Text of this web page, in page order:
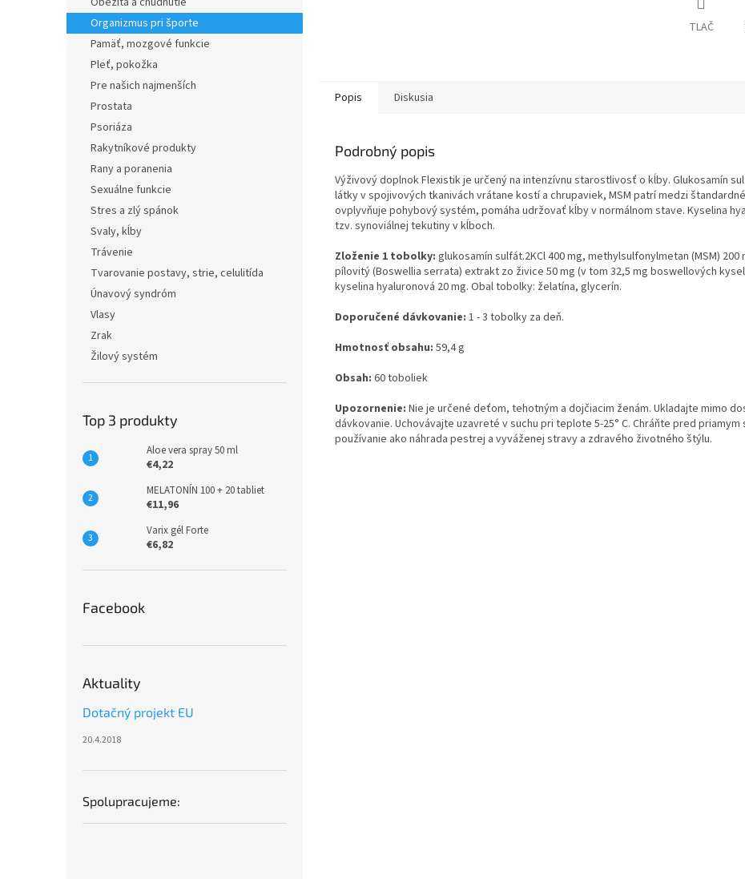
Organizmus pri športe
Pamäť, mozgové funkcie
Pleť, pokožka
Pre našich najmenších
Prostata
Psoriáza
Rakytníkové produkty
Rany a poranenia
Sexuálne funkcie
Stres a zlý spánok
Svaly, kĺby
Trávenie
Tvarovanie postavy, strie, celulitída
Únavový syndróm
Vlasy
Zrak
Žilový systém
Top 3 produkty
Aloe vera spray 50 ml
€4,22
MELATONÍN 100 + 20 tabliet
€11,96
Varix gél Forte
€6,82
Facebook
Aktuality
Dotačný projekt EU
20.4.2018
Spolupracujeme:
TLAČ
Popis Diskusia
Podrobný popis
Výživový doplnokFlexistik je určený na intenzívnu starostlivosť o kĺby. Glukosamín
látky v spojivových tkanivách vrátane kostí a chrupaviek, MSM patrí medzi
ovplyvňuje pohybový systém, pomáha udržovať kĺby v normálnom stave. Kyselina
tzv. synoviálnej tekutiny v kĺboch.
Zloženie 1 tobolky: glukosamín sulfát.2KCl 400 mg, methylsulfonylmetan (MSM)
pílovitý (Boswellia serrata) extrakt zo živice 50 mg (v tom 32,5 mg boswellových
kyselina hyaluronová 20 mg. Obal tobolky: želatína, glycerín.
Doporučené dávkovanie: 1 - 3 tobolky za deň.
Hmotnosť obsahu: 59,4 g
Obsah: 60 toboliek
Upozornenie: Nie je určené deťom, tehotným a dojčiacim ženám. Ukladajte mimo
dávkovanie. Uchovávajte uzavreté v suchu pri teplote 5-25° C. Chráňte pred
používanie ako náhrada pestrej a vyváženej stravy a zdravého životného štýlu.